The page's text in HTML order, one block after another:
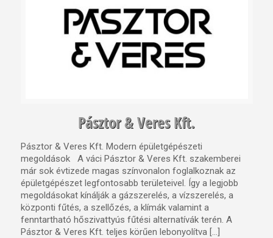
Pásztor & Veres Kft.
Pásztor & Veres Kft. Modern épületgépészeti
megoldások A váci Pásztor & Veres Kft. szakemberei
már sok évtizede magas színvonalon foglalkoznak az
épületgépészet legfontosabb területeivel. Így a legjobb
megoldásokat kínálják a gázszerelés, a vízszerelés, a
központi fűtés, a szellőzés, a klímák valamint a
fenntartható hőszivattyús fűtési alternatívák terén. A
Pásztor & Veres Kft. teljes körűen lebonyolítva […]